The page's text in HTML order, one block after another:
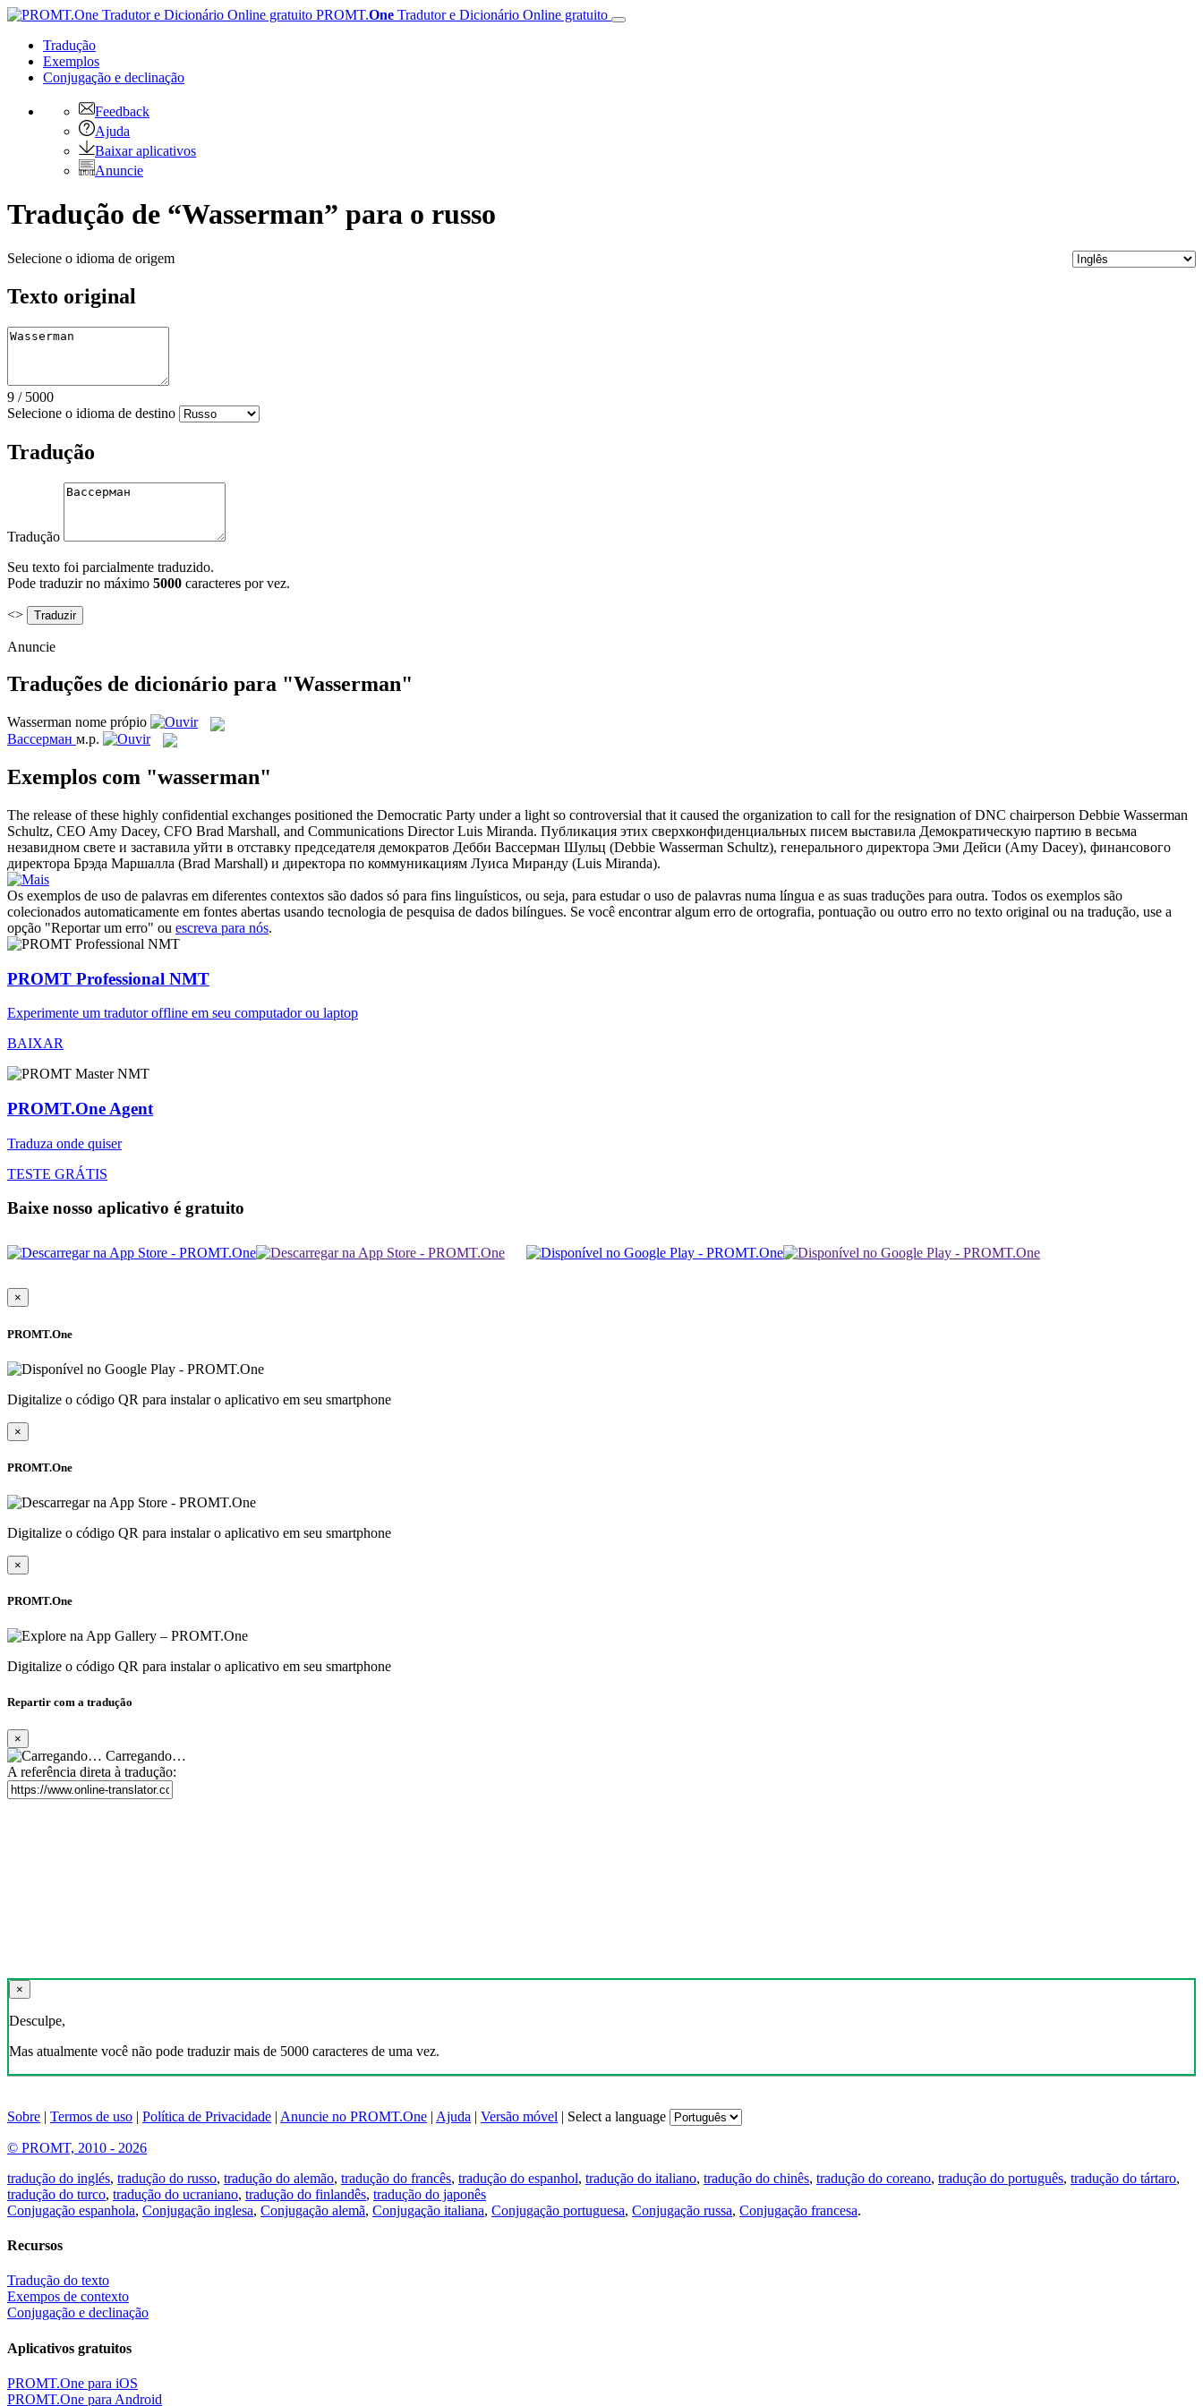
PROMT.One Tradutor e Dicionário Online gratuito
Tradução
Exemplos
Conjugação e declinação
Feedback
Ajuda
Baixar aplicativos
Anuncie
Tradução de “Wasserman” para o russo
Selecione o idioma de origem
Texto original
9 / 5000
Selecione o idioma de destino
Tradução
Tradução
Seu texto foi parcialmente traduzido.
Pode traduzir no máximo 5000 caracteres por vez.
<>
Anuncie
Traduções de dicionário para "Wasserman"
Wasserman nome própio
Вассерман м.р.
Exemplos com "wasserman"
The release of these highly confidential exchanges positioned the Democratic Party under a light so controversial that it caused the organization to call for the resignation of DNC chairperson Debbie Wasserman
Schultz, CEO Amy Dacey, CFO Brad Marshall, and Communications Director Luis Miranda. Публикация этих сверхконфиденциальных писем выставила Демократическую партию в весьма
незавидном свете и заставила уйти в отставку председателя демократов Дебби Вассерман Шульц (Debbie Wasserman Schultz), генерального директора Эми Дейси (Amy Dacey), финансового
директора Брэда Маршалла (Brad Marshall) и директора по коммуникациям Луиса Миранду (Luis Miranda).
Os exemplos de uso de palavras em diferentes contextos são dados só para fins linguísticos, ou seja, para estudar o uso de palavras numa língua e as suas traduções para outra. Todos os exemplos são
colecionados automaticamente em fontes abertas usando tecnologia de pesquisa de dados bilíngues. Se você encontrar algum erro de ortografia, pontuação ou outro erro no texto original ou na tradução, use a
opção "Reportar um erro" ou escreva para nós.
PROMT Professional NMT
Experimente um tradutor offline em seu computador ou laptop
BAIXAR
PROMT.One Agent
Traduza onde quiser
TESTE GRÁTIS
Baixe nosso aplicativo é gratuito
×
PROMT.One
Digitalize o código QR para instalar o aplicativo em seu smartphone
×
PROMT.One
Digitalize o código QR para instalar o aplicativo em seu smartphone
×
PROMT.One
Digitalize o código QR para instalar o aplicativo em seu smartphone
Repartir com a tradução
×
Carregando…
A referência direta à tradução:
×
Desculpe,
Mas atualmente você não pode traduzir mais de 5000 caracteres de uma vez.
Sobre | Termos de uso | Política de Privacidade | Anuncie no PROMT.One | Ajuda | Versão móvel | Select a language
© PROMT, 2010 - 2026
tradução do inglés, tradução do russo, tradução do alemão, tradução do francês, tradução do espanhol, tradução do italiano, tradução do chinês, tradução do coreano, tradução do português, tradução do tártaro,
tradução do turco, tradução do ucraniano, tradução do finlandês, tradução do japonês
Conjugação espanhola, Conjugação inglesa, Conjugação alemã, Conjugação italiana, Conjugação portuguesa, Conjugação russa, Conjugação francesa.
Recursos
Tradução do texto
Exempos de contexto
Conjugação e declinação
Aplicativos gratuitos
PROMT.One para iOS
PROMT.One para Android